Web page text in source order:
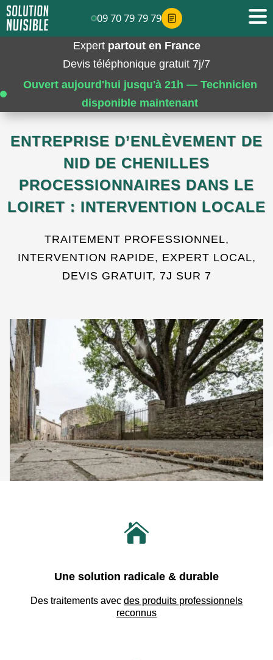
Expert partout en France
Devis téléphonique gratuit 7j/7
Ouvert aujourd'hui jusqu'à 21h — Technicien
disponible maintenant
ENTREPRISE D’ENLÈVEMENT DE
NID DE CHENILLES
PROCESSIONNAIRES DANS LE
LOIRET : INTERVENTION LOCALE
TRAITEMENT PROFESSIONNEL,
INTERVENTION RAPIDE, EXPERT LOCAL,
DEVIS GRATUIT, 7J SUR 7

Une solution radicale & durable
Des traitements avec des produits professionnels
reconnus
09 70 79 79 79